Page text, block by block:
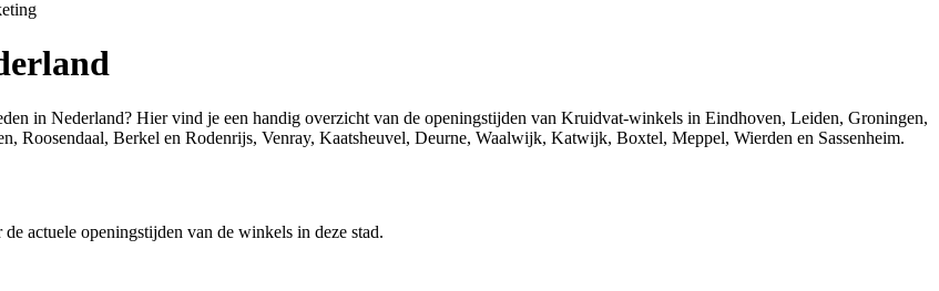
in Nederland? Hier vind je een handig overzicht van de openingstijden van Kruidvat-winkels in Eindhoven, Leiden, Groningen,
Roosendaal, Berkel en Rodenrijs, Venray, Kaatsheuvel, Deurne, Waalwijk, Katwijk, Boxtel, Meppel, Wierden en Sassenheim.
actuele openingstijden van de winkels in deze stad.